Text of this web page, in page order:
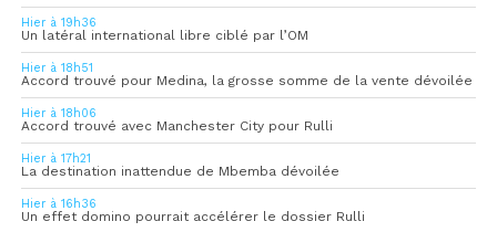
Hier à 19h36
Un latéral international libre ciblé par l’OM
Hier à 18h51
Accord trouvé pour Medina, la grosse somme de la vente dévoilée
Hier à 18h06
Accord trouvé avec Manchester City pour Rulli
Hier à 17h21
La destination inattendue de Mbemba dévoilée
Hier à 16h36
Un effet domino pourrait accélérer le dossier Rulli